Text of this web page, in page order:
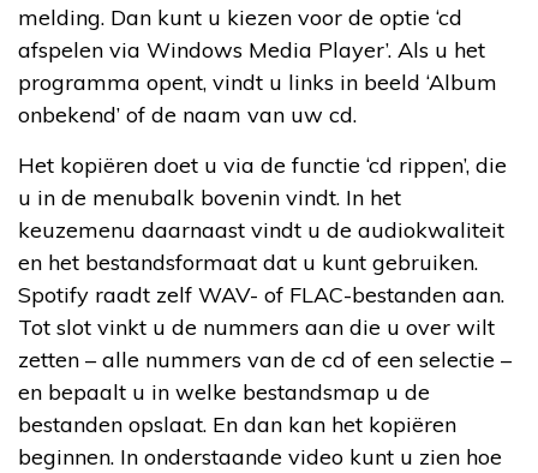
melding. Dan kunt u kiezen voor de optie ‘cd
afspelen via Windows Media Player’. Als u het
programma opent, vindt u links in beeld ‘Album
onbekend’ of de naam van uw cd.
Het kopiëren doet u via de functie ‘cd rippen’, die
u in de menubalk bovenin vindt. In het
keuzemenu daarnaast vindt u de audiokwaliteit
en het bestandsformaat dat u kunt gebruiken.
Spotify raadt zelf WAV- of FLAC-bestanden aan.
Tot slot vinkt u de nummers aan die u over wilt
zetten – alle nummers van de cd of een selectie –
en bepaalt u in welke bestandsmap u de
bestanden opslaat. En dan kan het kopiëren
beginnen. In onderstaande video kunt u zien hoe